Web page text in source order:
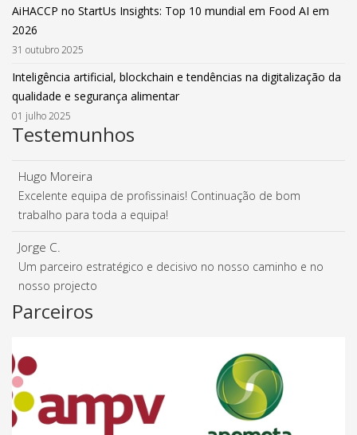
AiHACCP no StartUs Insights: Top 10 mundial em Food AI em
2026
31 outubro 2025
Inteligência artificial, blockchain e tendências na digitalização da
qualidade e segurança alimentar
01 julho 2025
Testemunhos
Hugo Moreira
Excelente equipa de profissinais! Continuação de bom
trabalho para toda a equipa!
Jorge C.
Um parceiro estratégico e decisivo no nosso caminho e no
nosso projecto
Parceiros